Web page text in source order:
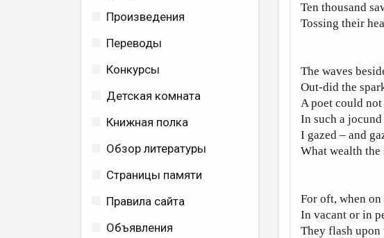
Произведения
Переводы
Конкурсы
Детская комната
Книжная полка
Обзор литературы
Страницы памяти
Правила сайта
Объявления
Ten thousand
Tossing their
The waves
Out-did the
A poet could
In such a
I gazed – and
What wealth the
For oft, when
In vacant or in
They flash upon